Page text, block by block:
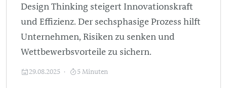
Design Thinking steigert Innovationskraft
und Effizienz. Der sechsphasige Prozess hilft
Unternehmen, Risiken zu senken und
Wettbewerbsvorteile zu sichern.
29.08.2025 5 Minuten